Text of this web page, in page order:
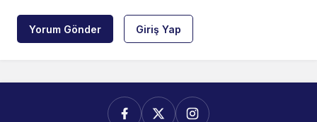
Yorum Gönder Giriş Yap